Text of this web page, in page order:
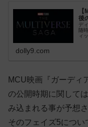
後
デ
随
ィ
dolly9.com
MCU映画『ガーディ
の公開時期に関して
み込まれる事が予想
そのフェイズ5につい